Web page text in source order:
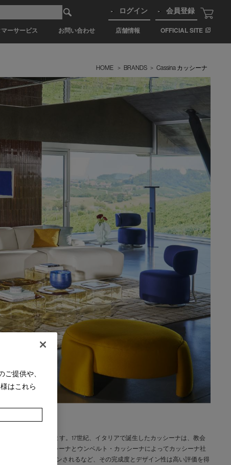
ーサービス お問い合わせ 店舗情報 OFFICIAL SITE
ログイン 会員登録
HOME > BRANDS > Cassina カッシーナ
して知られています。17世紀、イタリアで誕生したカッシーナは、教会
ェーザレ・カッシーナとウンベルト・カッシーナによってカッシーナ社
術館にコレクションされるなど、その完成度とデザイン性は高い評価を得
提供や、
はこれら